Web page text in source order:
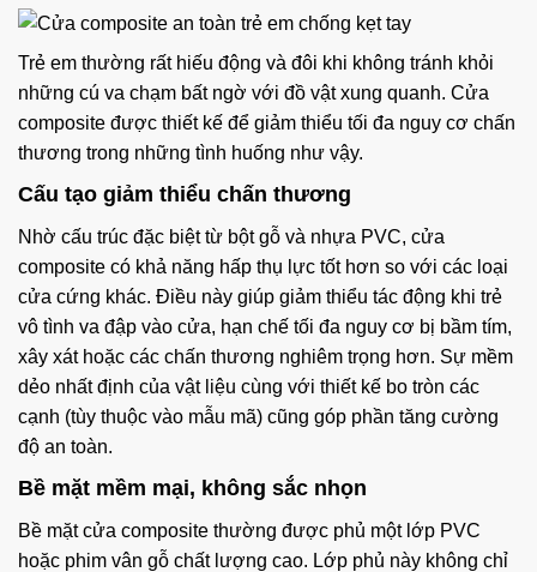
Trẻ em thường rất hiếu động và đôi khi không tránh khỏi
những cú va chạm bất ngờ với đồ vật xung quanh. Cửa
composite được thiết kế để giảm thiểu tối đa nguy cơ chấn
thương trong những tình huống như vậy.
Cấu tạo giảm thiểu chấn thương
Nhờ cấu trúc đặc biệt từ bột gỗ và nhựa PVC, cửa
composite có khả năng hấp thụ lực tốt hơn so với các loại
cửa cứng khác. Điều này giúp giảm thiểu tác động khi trẻ
vô tình va đập vào cửa, hạn chế tối đa nguy cơ bị bầm tím,
xây xát hoặc các chấn thương nghiêm trọng hơn. Sự mềm
dẻo nhất định của vật liệu cùng với thiết kế bo tròn các
cạnh (tùy thuộc vào mẫu mã) cũng góp phần tăng cường
độ an toàn.
Bề mặt mềm mại, không sắc nhọn
Bề mặt cửa composite thường được phủ một lớp PVC
hoặc phim vân gỗ chất lượng cao. Lớp phủ này không chỉ